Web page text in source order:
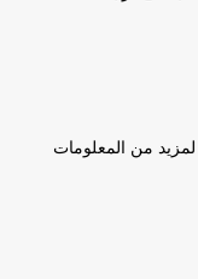
من المعلومات